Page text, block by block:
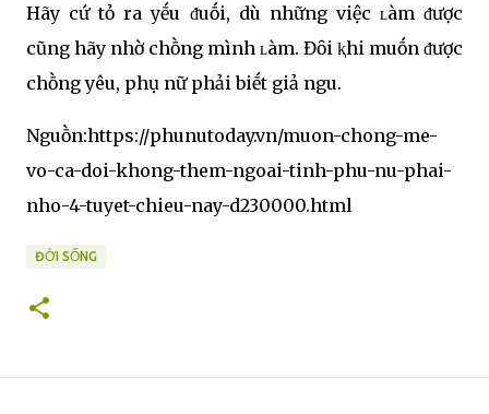
Hãy cứ tỏ ra yḗu ᵭuṓi, dù những việc ʟàm ᵭược
cũng hãy nhờ chṑng mình ʟàm. Đȏi ⱪhi muṓn ᵭược
chṑng yêu, phụ nữ phải biḗt giả ngu.
Nguṑn:https://phunutoday.vn/muon-chong-me-
vo-ca-doi-khong-them-ngoai-tinh-phu-nu-phai-
nho-4-tuyet-chieu-nay-d230000.html
ĐỜI SỐNG